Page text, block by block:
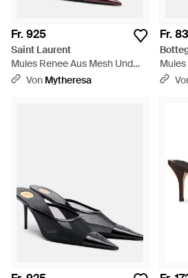
Fr. 925
Saint Laurent
Mules Renee Aus Mesh Und
Leder - Pink
Von Mytheresa
Fr.